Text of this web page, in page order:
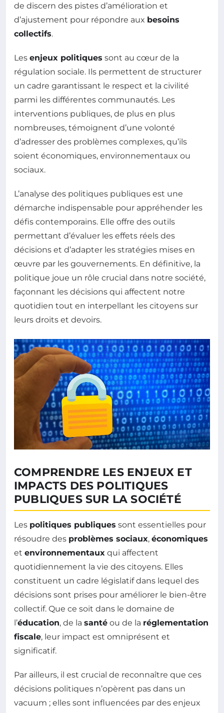
de discern des pistes d’amélioration et
d’ajustement pour répondre aux besoins
collectifs.
Les enjeux politiques sont au cœur de la
régulation sociale. Ils permettent de structurer
un cadre garantissant le respect et la civilité
parmi les différentes communautés. Les
interventions publiques, de plus en plus
nombreuses, témoignent d’une volonté
d’adresser des problèmes complexes, qu’ils
soient économiques, environnementaux ou
sociaux.
L’analyse des politiques publiques est une
démarche indispensable pour appréhender les
défis contemporains. Elle offre des outils
permettant d’évaluer les effets réels des
décisions et d’adapter les stratégies mises en
œuvre par les gouvernements. En définitive, la
politique joue un rôle crucial dans notre société,
façonnant les décisions qui affectent notre
quotidien tout en interpellant les citoyens sur
leurs droits et devoirs.
COMPRENDRE LES ENJEUX ET
IMPACTS DES POLITIQUES
PUBLIQUES SUR LA SOCIÉTÉ
Les politiques publiques sont essentielles pour
résoudre des problèmes sociaux, économiques
et environnementaux qui affectent
quotidiennement la vie des citoyens. Elles
constituent un cadre législatif dans lequel des
décisions sont prises pour améliorer le bien-être
collectif. Que ce soit dans le domaine de
l’éducation, de la santé ou de la réglementation
fiscale, leur impact est omniprésent et
significatif.
Par ailleurs, il est crucial de reconnaître que ces
décisions politiques n’opèrent pas dans un
vacuum ; elles sont influencées par des enjeux